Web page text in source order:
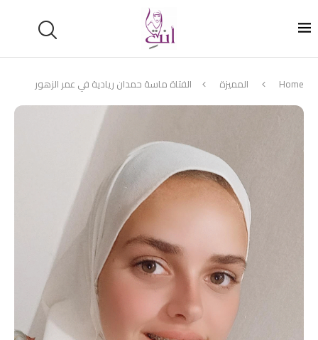
Home المميزة الفتاة ماسة حمدان ريادية في عمر الزهور